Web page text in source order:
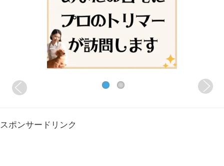
スポンサードリンク